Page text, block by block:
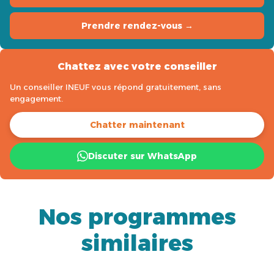
Prendre rendez-vous →
Chattez avec votre conseiller
Un conseiller INEUF vous répond gratuitement, sans
engagement.
Chatter maintenant
Discuter sur WhatsApp
Nos programmes
similaires